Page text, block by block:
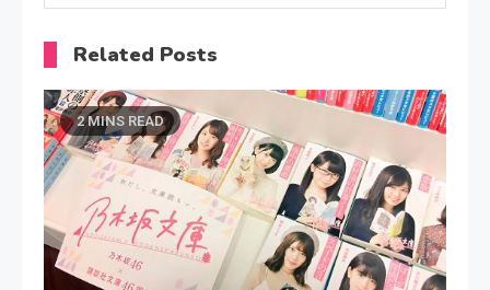
Related Posts
2 MINS READ